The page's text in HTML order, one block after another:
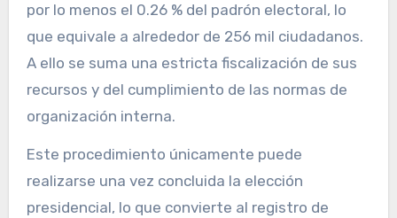
por lo menos el 0.26 % del padrón electoral, lo
que equivale a alrededor de 256 mil ciudadanos.
A ello se suma una estricta fiscalización de sus
recursos y del cumplimiento de las normas de
organización interna.
Este procedimiento únicamente puede
realizarse una vez concluida la elección
presidencial, lo que convierte al registro de